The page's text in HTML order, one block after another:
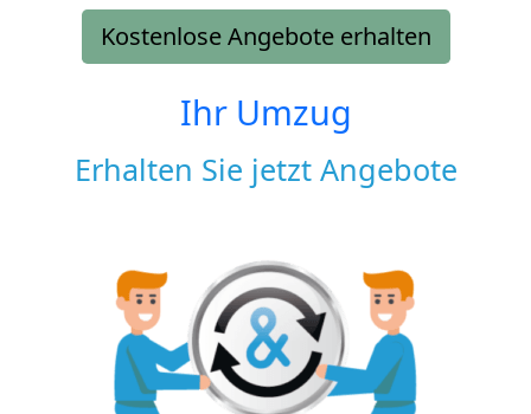
Kostenlose Angebote erhalten
Ihr Umzug
Erhalten Sie jetzt Angebote